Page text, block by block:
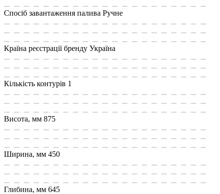
Спосіб завантаження палива Ручне
Країна реєстрації бренду Україна
Кількість контурів 1
Висота, мм 875
Ширина, мм 450
Глибина, мм 645